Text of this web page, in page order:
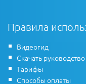
Правила
Видеогид
Скачать
Тарифы
Способы оплаты